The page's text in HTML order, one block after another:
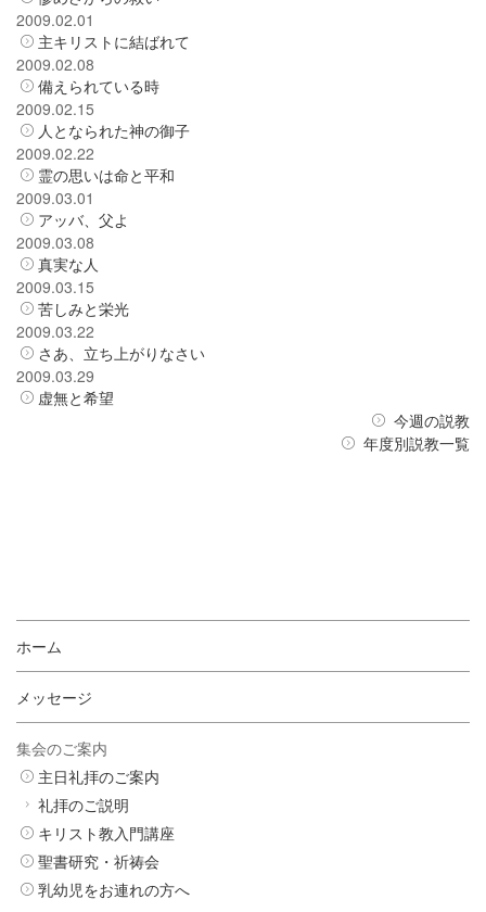
2009.02.01
主キリストに結ばれて
2009.02.08
備えられている時
2009.02.15
人となられた神の御子
2009.02.22
霊の思いは命と平和
2009.03.01
アッバ、父よ
2009.03.08
真実な人
2009.03.15
苦しみと栄光
2009.03.22
さあ、立ち上がりなさい
2009.03.29
虚無と希望
今週の説教
年度別説教一覧
ホーム
メッセージ
集会のご案内
主日礼拝のご案内
礼拝のご説明
キリスト教入門講座
聖書研究・祈祷会
乳幼児をお連れの方へ